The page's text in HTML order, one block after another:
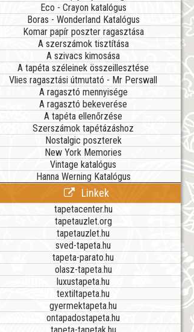
Eco - Crayon katalógus
Boras - Wonderland Katalógus
Komar papír poszter ragasztása
A szerszámok tisztítása
A szivacs kimosása
A tapéta széleinek összeillesztése
Vlies ragasztási útmutató - Mr Perswall
A ragasztó mennyisége
A ragasztó bekeverése
A tapéta ellenőrzése
Szerszámok tapétázáshoz
Nostalgic poszterek
New York Memories
Vintage katalógus
Hanna Werning Katalógus
Linkek
tapetacenter.hu
tapetauzlet.org
tapetauzlet.hu
sved-tapeta.hu
tapeta-parato.hu
olasz-tapeta.hu
luxustapeta.hu
textiltapeta.hu
gyermektapeta.hu
ontapadostapeta.hu
tapeta-tapetak.hu